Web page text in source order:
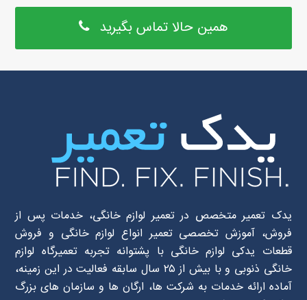
همین حالا تماس بگیرید
یدک تعمیر متخصص در تعمیر لوازم خانگی، خدمات پس از
فروش، آموزش تخصصی تعمیر انواع لوازم خانگی و فروش
قطعات یدکی لوازم خانگی با پشتوانه تجربه تعمیرگاه لوازم
خانگی ذنوبی و با بیش از ۲۵ سال سابقه فعالیت در این زمینه،
آماده ارائه خدمات به شرکت ها، ارگان ها و سازمان های بزرگ